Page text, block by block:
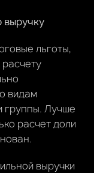
выручку
льготы,
видам
группы. Лучше
расчет доли
выручки